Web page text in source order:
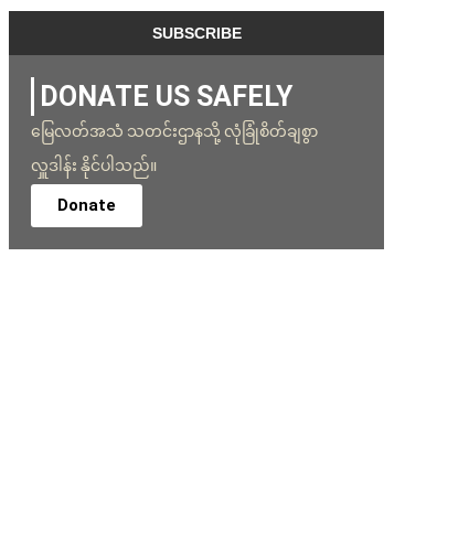
DONATE US SAFELY
မြေလတ်အသံ သတင်းဌာနသို့ လုံခြုံစိတ်ချစွာ
လှူဒါန်း နိုင်ပါသည်။
Donate